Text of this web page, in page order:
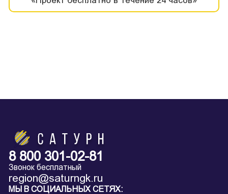
8 800 301-02-81
Звонок бесплатный
region@saturngk.ru
МЫ В СОЦИАЛЬНЫХ СЕТЯХ: